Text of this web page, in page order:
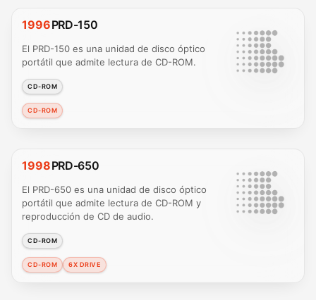
1996PRD-150
El PRD-150 es una unidad de disco óptico
portátil que admite lectura de CD-ROM.
CD-ROM
CD-ROM
1998PRD-650
El PRD-650 es una unidad de disco óptico
portátil que admite lectura de CD-ROM y
reproducción de CD de audio.
CD-ROM
CD-ROM 6X DRIVE